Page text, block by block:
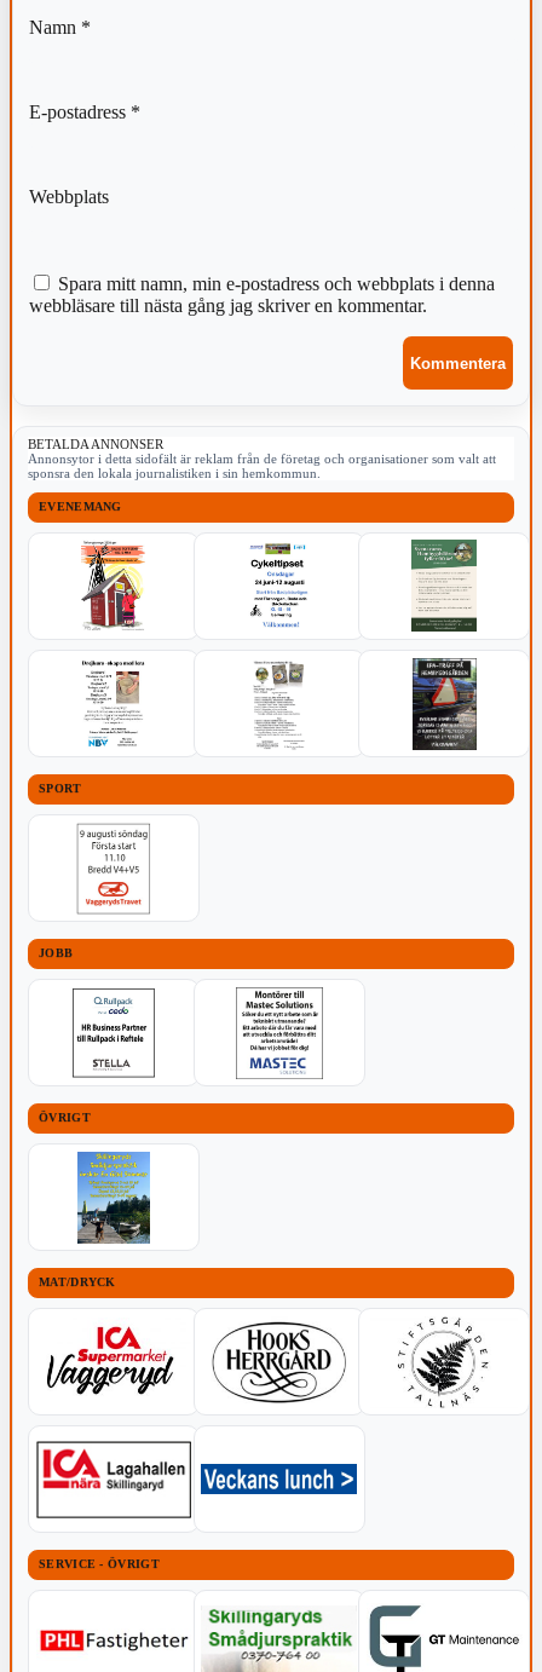
Namn *
E-postadress *
Webbplats
Spara mitt namn, min e-postadress och webbplats i denna
webbläsare till nästa gång jag skriver en kommentar.
BETALDA ANNONSER
Annonsytor i detta sidofält är reklam från de företag och organisationer som valt att
sponsra den lokala journalistiken i sin hemkommun.
EVENEMANG
SPORT
JOBB
ÖVRIGT
MAT/DRYCK
SERVICE - ÖVRIGT